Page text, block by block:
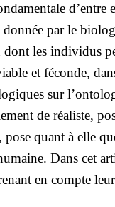
par le
les indi­vi­dus
et féconde,
sur
de réa­liste,
pose quant à elle
Dans cet
en compte